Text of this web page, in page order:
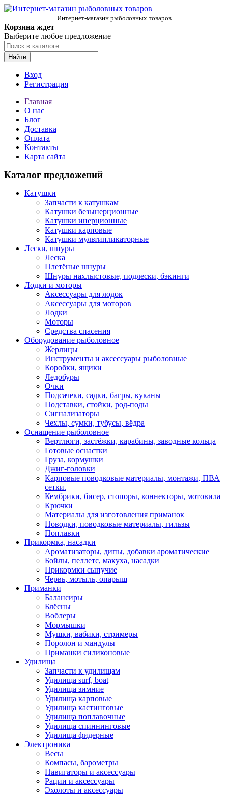
Интернет-магазин рыболовных товаров
Корзина ждет
Выберите любое предложение
Найти
Вход
Регистрация
Главная
О нас
Блог
Доставка
Оплата
Контакты
Карта сайта
Каталог предложений
Катушки
Запчасти к катушкам
Катушки безынерционные
Катушки инерционные
Катушки карповые
Катушки мультипликаторные
Лески, шнуры
Леска
Плетёные шнуры
Шнуры нахлыстовые, подлески, бэкинги
Лодки и моторы
Аксессуары для лодок
Аксессуары для моторов
Лодки
Моторы
Средства спасения
Оборудование рыболовное
Жерлицы
Инструменты и аксессуары рыболовные
Коробки, ящики
Ледобуры
Очки
Подсачеки, садки, багры, куканы
Подставки, стойки, род-поды
Сигнализаторы
Чехлы, сумки, тубусы, вёдра
Оснащение рыболовное
Вертлюги, застёжки, карабины, заводные кольца
Готовые оснастки
Груза, кормушки
Джиг-головки
Карповые поводковые материалы, монтажи, ПВА
сетки.
Кембрики, бисер, стопоры, коннекторы, мотовила
Крючки
Материалы для изготовления приманок
Поводки, поводковые материалы, гильзы
Поплавки
Прикормка, насадки
Ароматизаторы, дипы, добавки ароматические
Бойлы, пеллетс, макуха, насадки
Прикормки сыпучие
Червь, мотыль, опарыш
Приманки
Балансиры
Блёсны
Воблеры
Мормышки
Мушки, вабики, стримеры
Поролон и мандулы
Приманки силиконовые
Удилища
Запчасти к удилищам
Удилища surf, boat
Удилища зимние
Удилища карповые
Удилища кастинговые
Удилища поплавочные
Удилища спиннинговые
Удилища фидерные
Электроника
Весы
Компасы, барометры
Навигаторы и аксессуары
Рации и аксессуары
Эхолоты и аксессуары